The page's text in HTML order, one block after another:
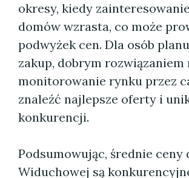
okresy, kiedy
domów wzrasta, co może
podwyżek cen. Dla osób
zakup, dobrym rozwiązaniem
monitorowanie rynku przez
znaleźć najlepsze oferty i
konkurencji.
Podsumowując, średnie ceny
Widuchowej są